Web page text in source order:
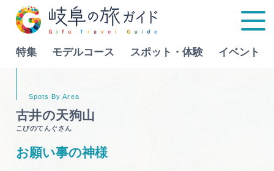
特集 モデルコース スポット・体験 イベント
Language
古井の天狗山
こびのてんぐさん
お願い事の神様